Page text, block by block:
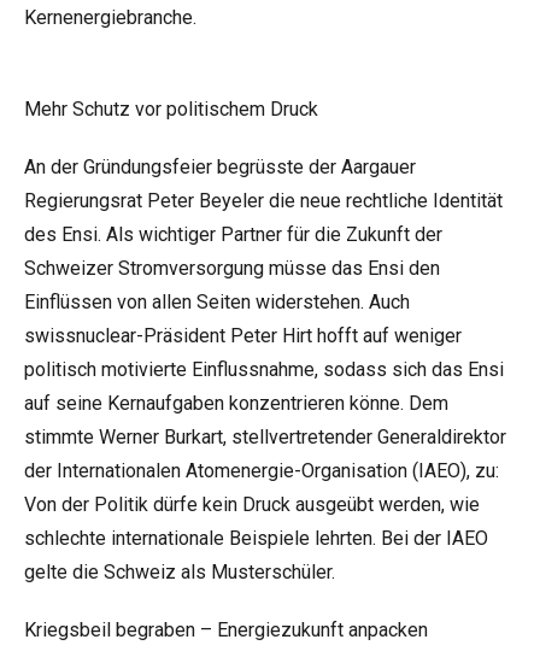
Kernenergiebranche.
Mehr Schutz vor politischem Druck
An der Gründungsfeier begrüsste der Aargauer
Regierungsrat Peter Beyeler die neue rechtliche Identität
des Ensi. Als wichtiger Partner für die Zukunft der
Schweizer Stromversorgung müsse das Ensi den
Einflüssen von allen Seiten widerstehen. Auch
swissnuclear-Präsident Peter Hirt hofft auf weniger
politisch motivierte Einflussnahme, sodass sich das Ensi
auf seine Kernaufgaben konzentrieren könne. Dem
stimmte Werner Burkart, stellvertretender Generaldirektor
der Internationalen Atomenergie-Organisation (IAEO), zu:
Von der Politik dürfe kein Druck ausgeübt werden, wie
schlechte internationale Beispiele lehrten. Bei der IAEO
gelte die Schweiz als Musterschüler.
Kriegsbeil begraben – Energiezukunft anpacken